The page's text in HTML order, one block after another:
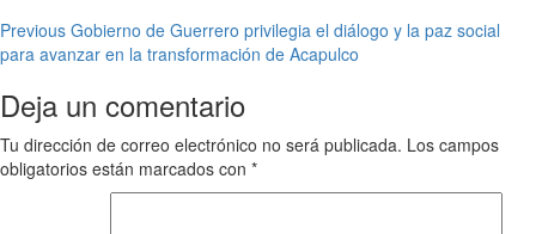
Post
navigation
Previous Gobierno de Guerrero privilegia el diálogo y la paz social
para avanzar en la transformación de Acapulco
Deja un comentario
Tu dirección de correo electrónico no será publicada. Los campos
obligatorios están marcados con *